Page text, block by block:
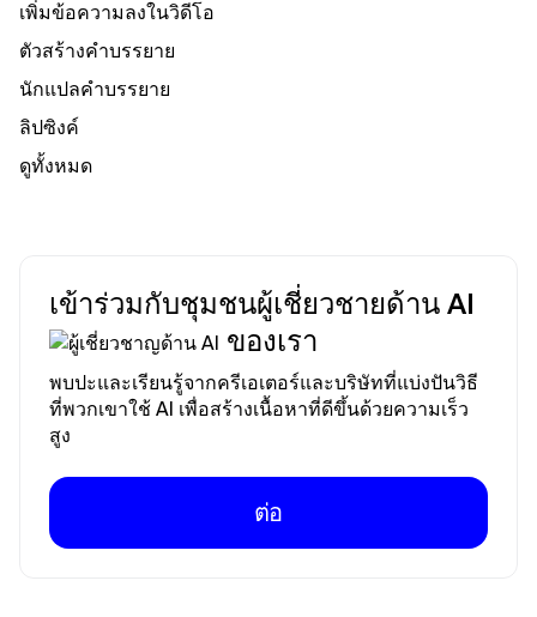
เพิ่มข้อความลงในวิดีโอ
ตัวสร้างคําบรรยาย
นักแปลคําบรรยาย
ลิปซิงค์
ดูทั้งหมด
เข้าร่วมกับชุมชนผู้เชี่ยวชายด้าน AI
ของเรา
พบปะและเรียนรู้จากครีเอเตอร์และบริษัทที่แบ่งปันวิธี
ที่พวกเขาใช้ AI เพื่อสร้างเนื้อหาที่ดีขึ้นด้วยความเร็ว
สูง
ต่อ